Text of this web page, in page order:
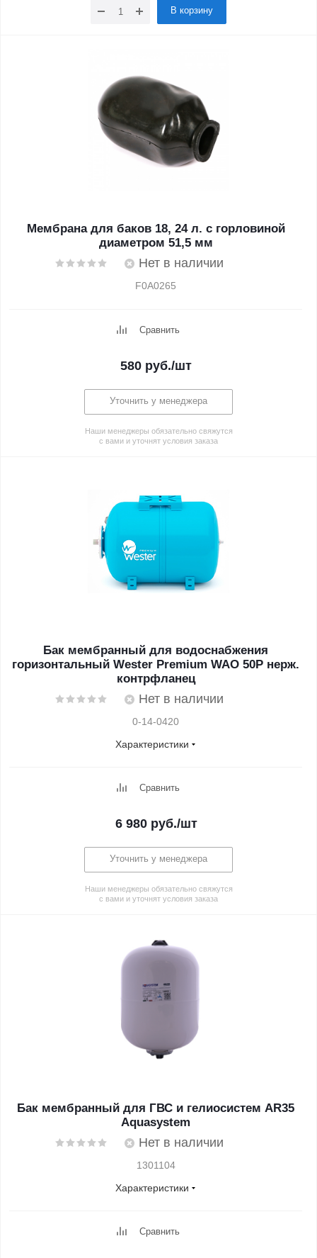
В корзину
Мембрана для баков 18, 24 л. с горловиной
диаметром 51,5 мм
Нет в наличии
F0A0265
Сравнить
580 руб./шт
Уточнить у менеджера
Наши менеджеры обязательно свяжутся
с вами и уточнят условия заказа
Бак мембранный для водоснабжения
горизонтальный Wester Premium WAO 50P нерж.
контрфланец
Нет в наличии
0-14-0420
Характеристики
Сравнить
6 980руб./шт
Уточнить у менеджера
Наши менеджеры обязательно свяжутся
с вами и уточнят условия заказа
Бак мембранный для ГВС и гелиосистем AR35
Aquasystem
Нет в наличии
1301104
Характеристики
Сравнить